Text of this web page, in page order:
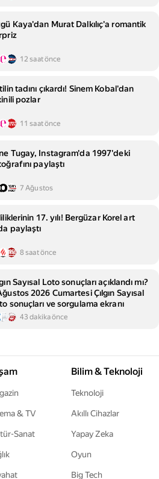
Kaya'dan Murat Dalkılıç'a romantik
12 saat önce
tadını çıkardı! Sinem Kobal'dan
pozlar
11 saat önce
Tugay, Instagram'da 1997'deki
paylaştı
7 Ağustos
17. yılı! Bergüzar Korel art
paylaştı
8 saat önce
Sayısal Loto sonuçları açıklandı mı?
2026 Cumartesi Çılgın Sayısal
sonuçları ve sorgulama ekranı
43 dakika önce
& TV
Sanat
Bilim & Teknoloji
Teknoloji
Akıllı Cihazlar
Yapay Zeka
Oyun
Big Tech